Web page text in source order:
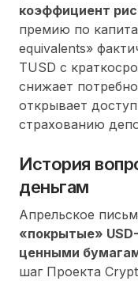
коэффициент
премию по
equivalents
TUSD с
снижает
открывает
страхованию
История
деньгам
Апрельское
«покрытые»
ценными
шаг Проекта